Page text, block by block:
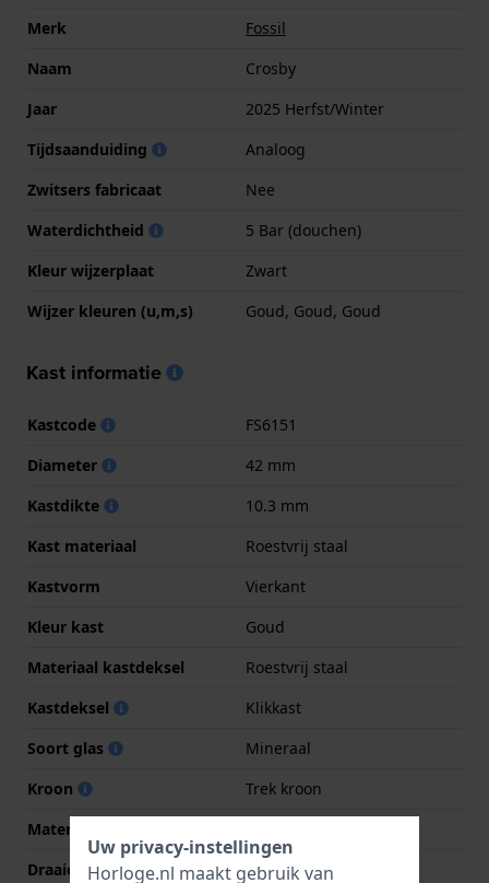
Merk
Fossil
Naam
Crosby
Jaar
2025 Herfst/Winter
Tijdsaanduiding
Analoog
Zwitsers fabricaat
Nee
Waterdichtheid
5 Bar (douchen)
Kleur wijzerplaat
Zwart
Wijzer kleuren (u,m,s)
Goud, Goud, Goud
Kast informatie
Kastcode
FS6151
Diameter
42 mm
Kastdikte
10.3 mm
Kast materiaal
Roestvrij staal
Kastvorm
Vierkant
Kleur kast
Goud
Materiaal kastdeksel
Roestvrij staal
Kastdeksel
Klikkast
Soort glas
Mineraal
Kroon
Trek kroon
Materiaal bezel
Draaiende bezel
Geen - Vast
Uw privacy-instellingen
Horloge.nl maakt gebruik van